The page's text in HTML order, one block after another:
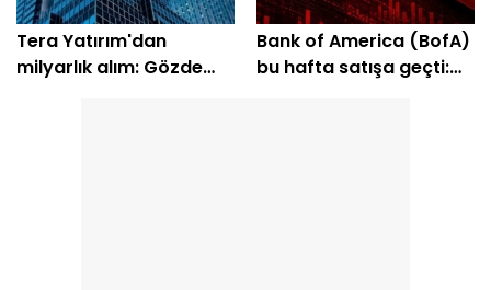
Tera Yatırım'dan
milyarlık alım: Gözde
Bank of America (BofA)
bu hafta satışa geçti: